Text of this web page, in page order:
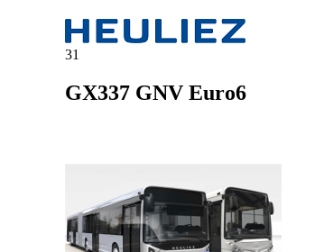
31
GX337 GNV Euro6